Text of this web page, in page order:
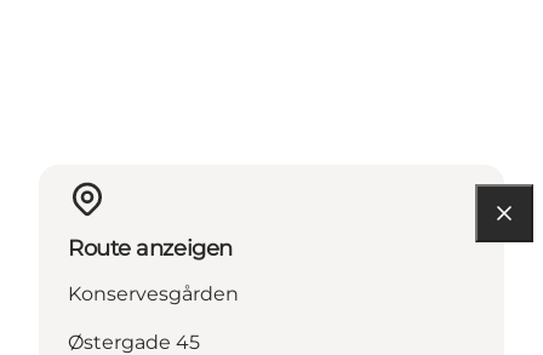
Route anzeigen
Konservesgården
Østergade 45